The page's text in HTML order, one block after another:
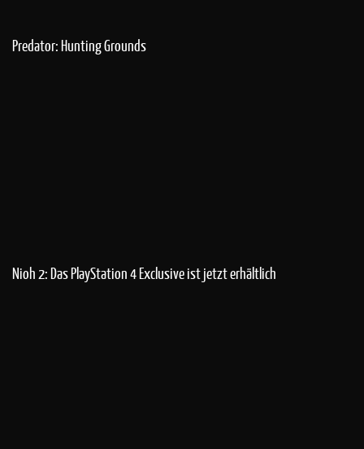
Predator: Hunting Grounds
Nioh 2: Das PlayStation 4 Exclusive ist jetzt erhältlich